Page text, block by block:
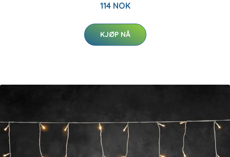
114 NOK
KJØP NÅ